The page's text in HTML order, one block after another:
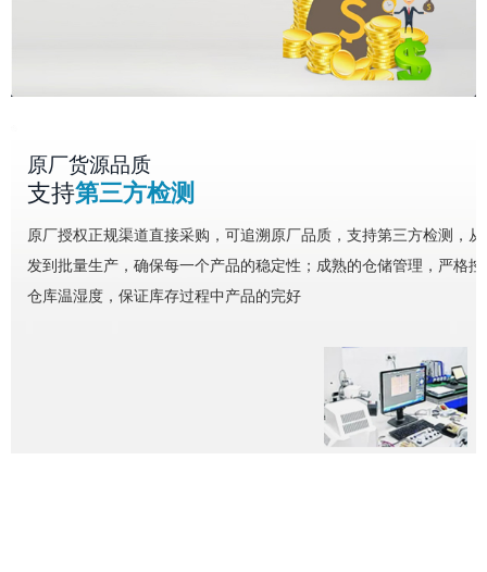
原厂货源品质
支持第三方检测
原厂授权正规渠道直接采购，可追溯原厂品质，支持第三方检测，
发到批量生产，确保每一个产品的稳定性；成熟的仓储管理，严格
仓库温湿度，保证库存过程中产品的完好